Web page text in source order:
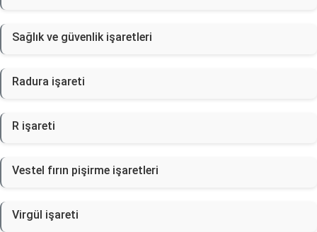
Sağlık ve güvenlik işaretleri
Radura işareti
R işareti
Vestel fırın pişirme işaretleri
Virgül işareti